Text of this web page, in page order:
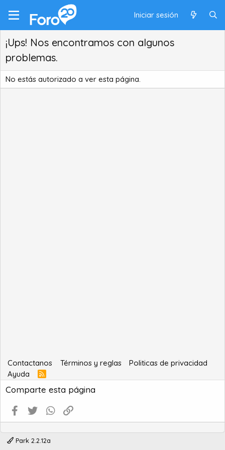
Iniciar sesión
¡Ups! Nos encontramos con algunos
problemas.
No estás autorizado a ver esta página.
Contactanos Términos y reglas
Politicas de privacidad
Ayuda
R
S
S
Comparte esta página
Facebook
Twitter WhatsApp
Park 2.2.12a